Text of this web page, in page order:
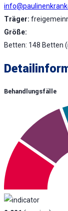
Träger:
Größe:
Betten: 148 Betten
Behandlungsfälle